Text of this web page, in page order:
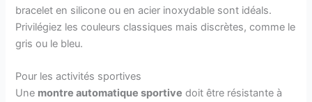
bracelet en silicone ou en acier inoxydable sont idéals.
Privilégiez les couleurs classiques mais discrètes, comme le
gris ou le bleu.
Pour les activités sportives
Une montre automatique sportive doit être résistante à